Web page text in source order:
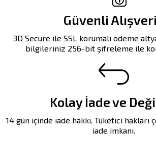
Güvenli
3D Secure ile SSL korumalı ödeme
bilgileriniz 256-bit şifreleme ile
Kolay İade ve
14 gün içinde iade hakkı. Tüketici hakları
iade imkanı.